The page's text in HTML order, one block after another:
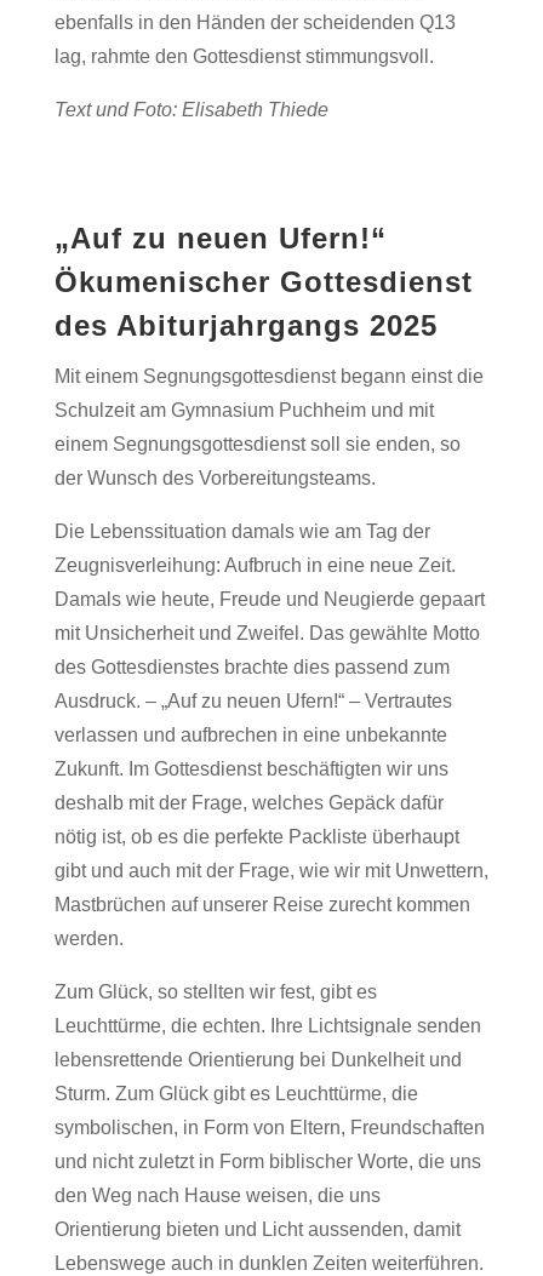
ebenfalls in den Händen der scheidenden Q13
lag, rahmte den Gottesdienst stimmungsvoll.
Text und Foto: Elisabeth Thiede
„Auf zu neuen Ufern!“
Ökumenischer Gottesdienst
des Abiturjahrgangs 2025
Mit einem Segnungsgottesdienst begann einst die
Schulzeit am Gymnasium Puchheim und mit
einem Segnungsgottesdienst soll sie enden, so
der Wunsch des Vorbereitungsteams.
Die Lebenssituation damals wie am Tag der
Zeugnisverleihung: Aufbruch in eine neue Zeit.
Damals wie heute, Freude und Neugierde gepaart
mit Unsicherheit und Zweifel. Das gewählte Motto
des Gottesdienstes brachte dies passend zum
Ausdruck. – „Auf zu neuen Ufern!“ – Vertrautes
verlassen und aufbrechen in eine unbekannte
Zukunft. Im Gottesdienst beschäftigten wir uns
deshalb mit der Frage, welches Gepäck dafür
nötig ist, ob es die perfekte Packliste überhaupt
gibt und auch mit der Frage, wie wir mit Unwettern,
Mastbrüchen auf unserer Reise zurecht kommen
werden.
Zum Glück, so stellten wir fest, gibt es
Leuchttürme, die echten. Ihre Lichtsignale senden
lebensrettende Orientierung bei Dunkelheit und
Sturm. Zum Glück gibt es Leuchttürme, die
symbolischen, in Form von Eltern, Freundschaften
und nicht zuletzt in Form biblischer Worte, die uns
den Weg nach Hause weisen, die uns
Orientierung bieten und Licht aussenden, damit
Lebenswege auch in dunklen Zeiten weiterführen.